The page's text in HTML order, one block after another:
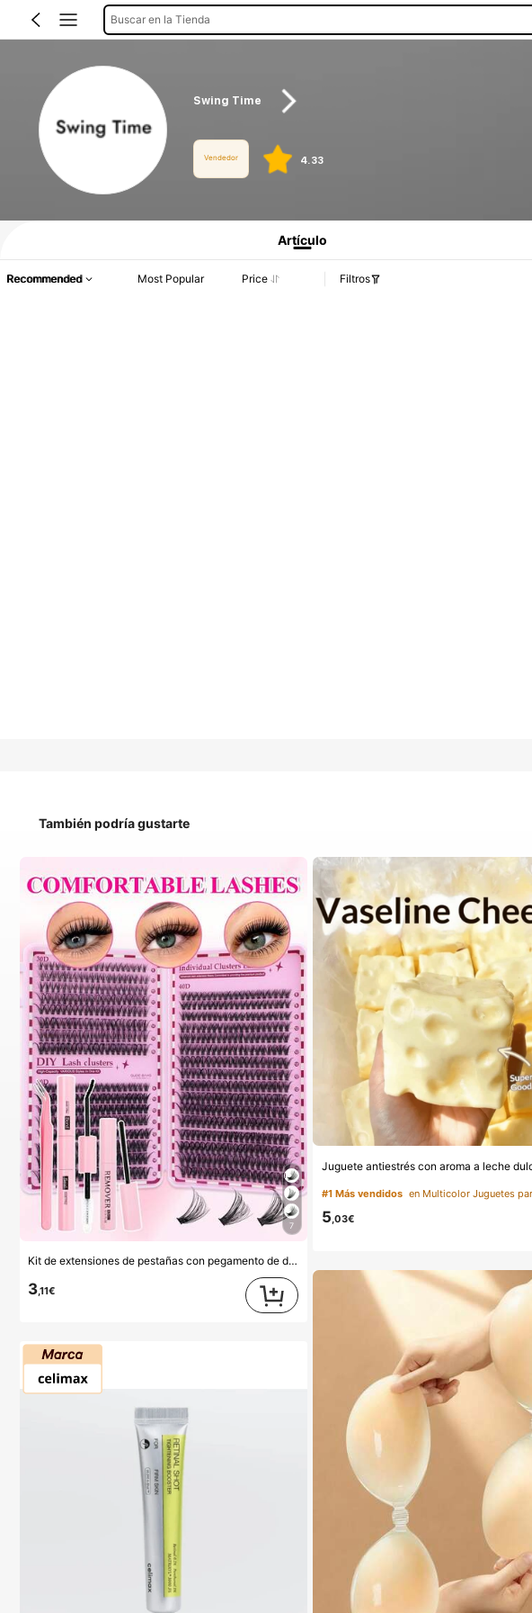
Buscar en la Tienda
Swing Time
Vendedor 4.33
Información del producto: Divulgación de precios, detalles de ventas y existencias.
Artículo
Recommended Most Popular Price Filtros
También podría gustarte
7
Kit de extensiones de pestañas con pegamento de doble punta/640 racimos de pestañas postizas de visón sintético DIY, rizo D, gruesas y esponjosas, longitudes mixtas de 8-16mm, iluminan los ojos para todo tipo de maquillaje. Elige pegamento, removedor, pinzas según sea necesario. Ligero, reutilizable y rentable, apto para principiantes en muchas ocasiones, estético
3,11€
#1 Más vendidos
5,03€